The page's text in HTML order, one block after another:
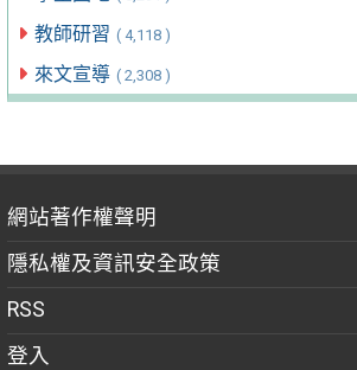
教師研習 ( 4,118 )
來文宣導 ( 2,308 )
網站著作權聲明
隱私權及資訊安全政策
RSS
登入